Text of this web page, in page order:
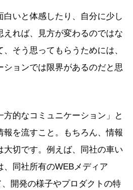
白いと体感したり、自分に少し
えれば、見方が変わるのではな
そう思ってもらうためには、
ションでは限界があるのだと思
的なコミュニケーション」と
報を流すこと。もちろん、情報
大切です。例えば、同社の車い
、同社所有のWEBメディア
、開発の様子やプロダクトの特